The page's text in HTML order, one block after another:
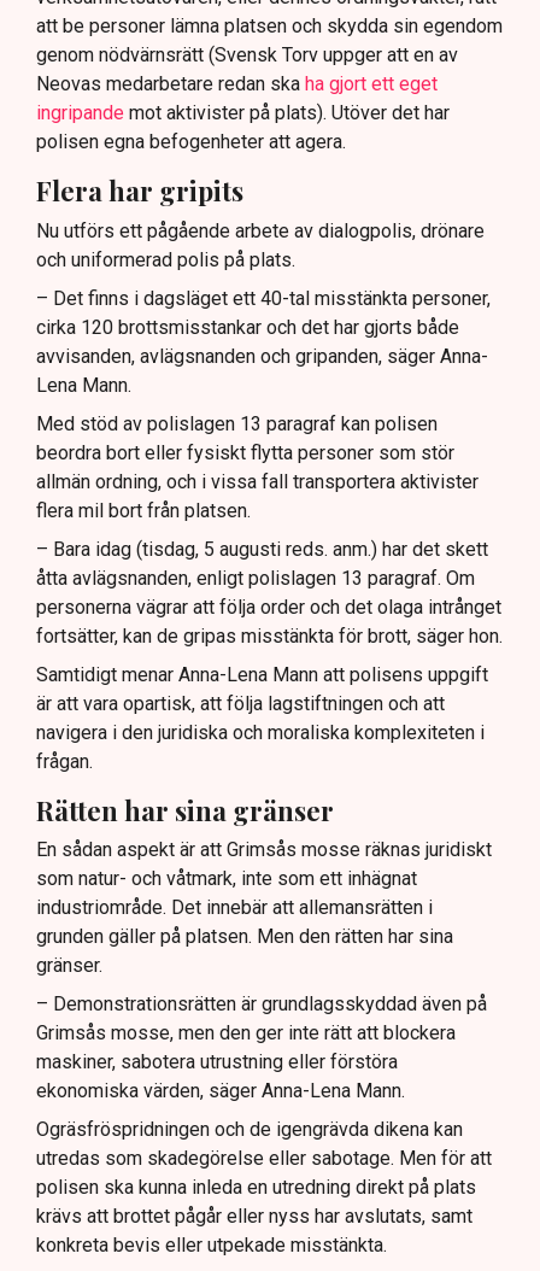
att be personer lämna platsen och skydda sin egendom
genom nödvärnsrätt (Svensk Torv uppger att en av
Neovas medarbetare redan ska ha gjort ett eget
ingripande mot aktivister på plats). Utöver det har
polisen egna befogenheter att agera.
Flera har gripits
Nu utförs ett pågående arbete av dialogpolis, drönare
och uniformerad polis på plats.
– Det finns i dagsläget ett 40-tal misstänkta personer,
cirka 120 brottsmisstankar och det har gjorts både
avvisanden, avlägsnanden och gripanden, säger Anna-
Lena Mann.
Med stöd av polislagen 13 paragraf kan polisen
beordra bort eller fysiskt flytta personer som stör
allmän ordning, och i vissa fall transportera aktivister
flera mil bort från platsen.
– Bara idag (tisdag, 5 augusti reds. anm.) har det skett
åtta avlägsnanden, enligt polislagen 13 paragraf. Om
personerna vägrar att följa order och det olaga intrånget
fortsätter, kan de gripas misstänkta för brott, säger hon.
Samtidigt menar Anna-Lena Mann att polisens uppgift
är att vara opartisk, att följa lagstiftningen och att
navigera i den juridiska och moraliska komplexiteten i
frågan.
Rätten har sina gränser
En sådan aspekt är att Grimsås mosse räknas juridiskt
som natur- och våtmark, inte som ett inhägnat
industriområde. Det innebär att allemansrätten i
grunden gäller på platsen. Men den rätten har sina
gränser.
– Demonstrationsrätten är grundlagsskyddad även på
Grimsås mosse, men den ger inte rätt att blockera
maskiner, sabotera utrustning eller förstöra
ekonomiska värden, säger Anna-Lena Mann.
Ogräsfröspridningen och de igengrävda dikena kan
utredas som skadegörelse eller sabotage. Men för att
polisen ska kunna inleda en utredning direkt på plats
krävs att brottet pågår eller nyss har avslutats, samt
konkreta bevis eller utpekade misstänkta.